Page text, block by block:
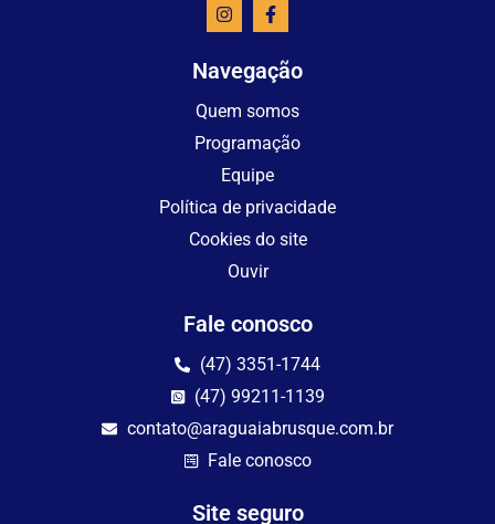
Navegação
Quem somos
Programação
Equipe
Política de privacidade
Cookies do site
Ouvir
Fale conosco
(47) 3351-1744
(47) 99211-1139
contato@araguaiabrusque.com.br
Fale conosco
Site seguro